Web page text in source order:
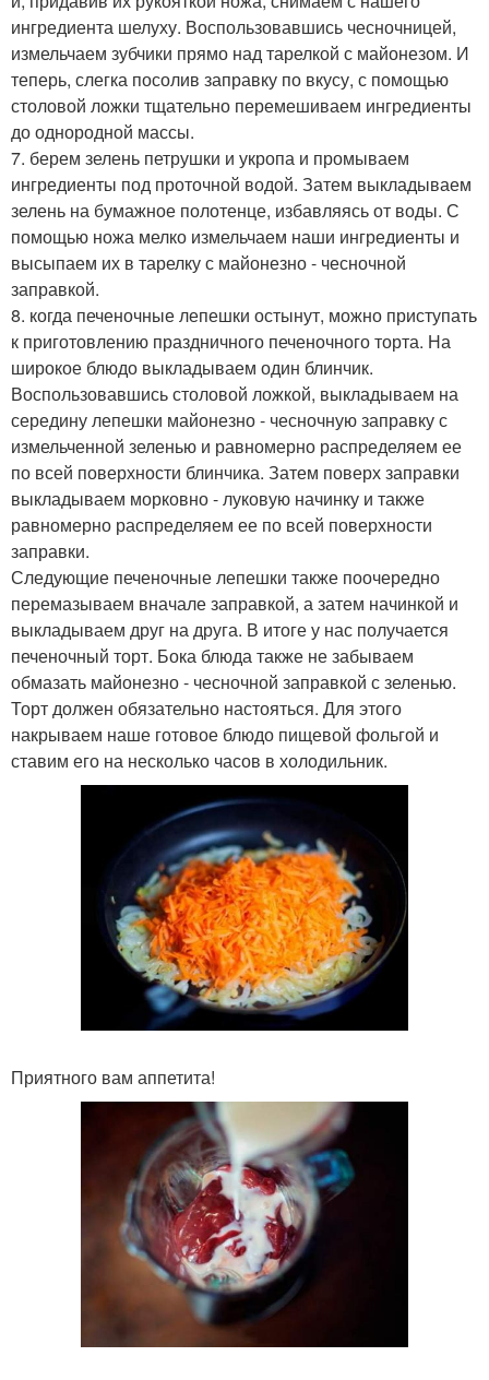
ингредиента шелуху. Воспользовавшись чесночницей,
измельчаем зубчики прямо над тарелкой с майонезом. И
теперь, слегка посолив заправку по вкусу, с помощью
столовой ложки тщательно перемешиваем ингредиенты
до однородной массы.
7. берем зелень петрушки и укропа и промываем
ингредиенты под проточной водой. Затем выкладываем
зелень на бумажное полотенце, избавляясь от воды. С
помощью ножа мелко измельчаем наши ингредиенты и
высыпаем их в тарелку с майонезно - чесночной
заправкой.
8. когда печеночные лепешки остынут, можно приступать
к приготовлению праздничного печеночного торта. На
широкое блюдо выкладываем один блинчик.
Воспользовавшись столовой ложкой, выкладываем на
середину лепешки майонезно - чесночную заправку с
измельченной зеленью и равномерно распределяем ее
по всей поверхности блинчика. Затем поверх заправки
выкладываем морковно - луковую начинку и также
равномерно распределяем ее по всей поверхности
заправки.
Следующие печеночные лепешки также поочередно
перемазываем вначале заправкой, а затем начинкой и
выкладываем друг на друга. В итоге у нас получается
печеночный торт. Бока блюда также не забываем
обмазать майонезно - чесночной заправкой с зеленью.
Торт должен обязательно настояться. Для этого
накрываем наше готовое блюдо пищевой фольгой и
ставим его на несколько часов в холодильник.
Приятного вам аппетита!